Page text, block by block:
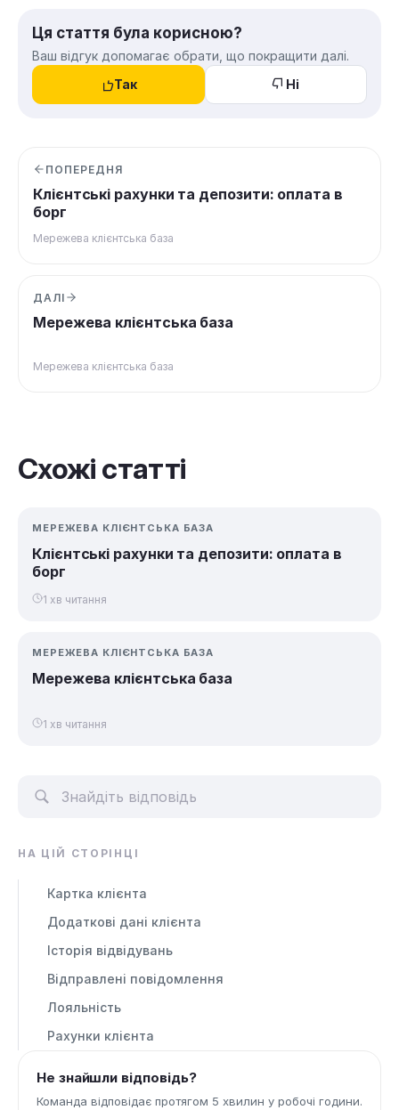
Ця стаття була корисною?
Ваш відгук допомагає обрати, що покращити далі.
Так
Ні
ПОПЕРЕДНЯ
Клієнтські рахунки та депозити: оплата в
борг
Мережева клієнтська база
ДАЛІ
Мережева клієнтська база
Мережева клієнтська база
Схожі статті
МЕРЕЖЕВА КЛІЄНТСЬКА БАЗА
Клієнтські рахунки та депозити: оплата в
борг
1 хв читання
МЕРЕЖЕВА КЛІЄНТСЬКА БАЗА
Мережева клієнтська база
1 хв читання
НА ЦІЙ СТОРІНЦІ
Картка клієнта
Додаткові дані клієнта
Історія відвідувань
Відправлені повідомлення
Лояльність
Рахунки клієнта
Не знайшли відповідь?
Команда відповідає протягом 5 хвилин у робочі години.